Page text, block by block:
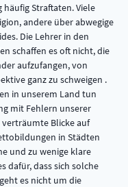
Straftaten. Viele
andere über abwegige
Die Lehrer in den
schaffen es oft nicht, die
aufzufangen, von
ganz zu schweigen .
in unserem Land tun
mit Fehlern unserer
Blicke auf
in Städten
und zu wenige klare
dafür, dass sich solche
es nicht um die